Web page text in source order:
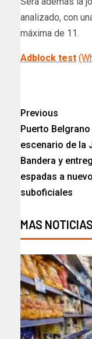
analizado, con
máxima de 11.
Adblock test
Previous
Puerto
escenario de la
Bandera y
espadas a
suboficiales​
MAS NOTICIAS